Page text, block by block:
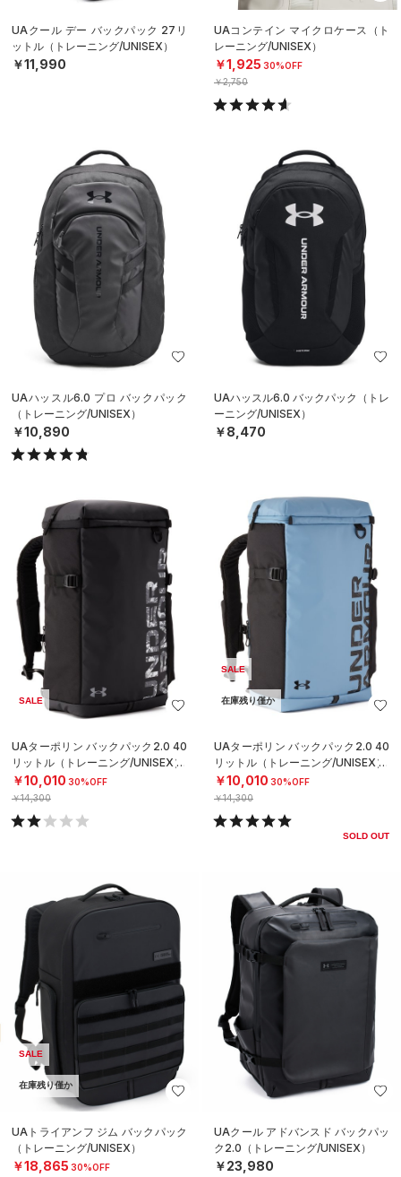
UAクール デー バックパック 27リ
ットル（トレーニング/UNISEX）
￥11,990
UAコンテイン マイクロケース（ト
レーニング/UNISEX）
￥1,925 30%OFF
￥2,750
UAハッスル6.0 プロ バックパック
（トレーニング/UNISEX）
￥10,890
UAハッスル6.0 バックパック（トレ
ーニング/UNISEX）
￥8,470
SALE
UAターポリン バックパック2.0 40
リットル（トレーニング/UNISEX）
￥10,010 30%OFF
￥14,300
SALE
在庫残り僅か
UAターポリン バックパック2.0 40
リットル（トレーニング/UNISEX）
￥10,010 30%OFF
￥14,300
SOLD OUT
SALE
在庫残り僅か
UAトライアンフ ジム バックパック
（トレーニング/UNISEX）
￥18,865 30%OFF
UAクール アドバンスド バックパッ
ク2.0（トレーニング/UNISEX）
￥23,980